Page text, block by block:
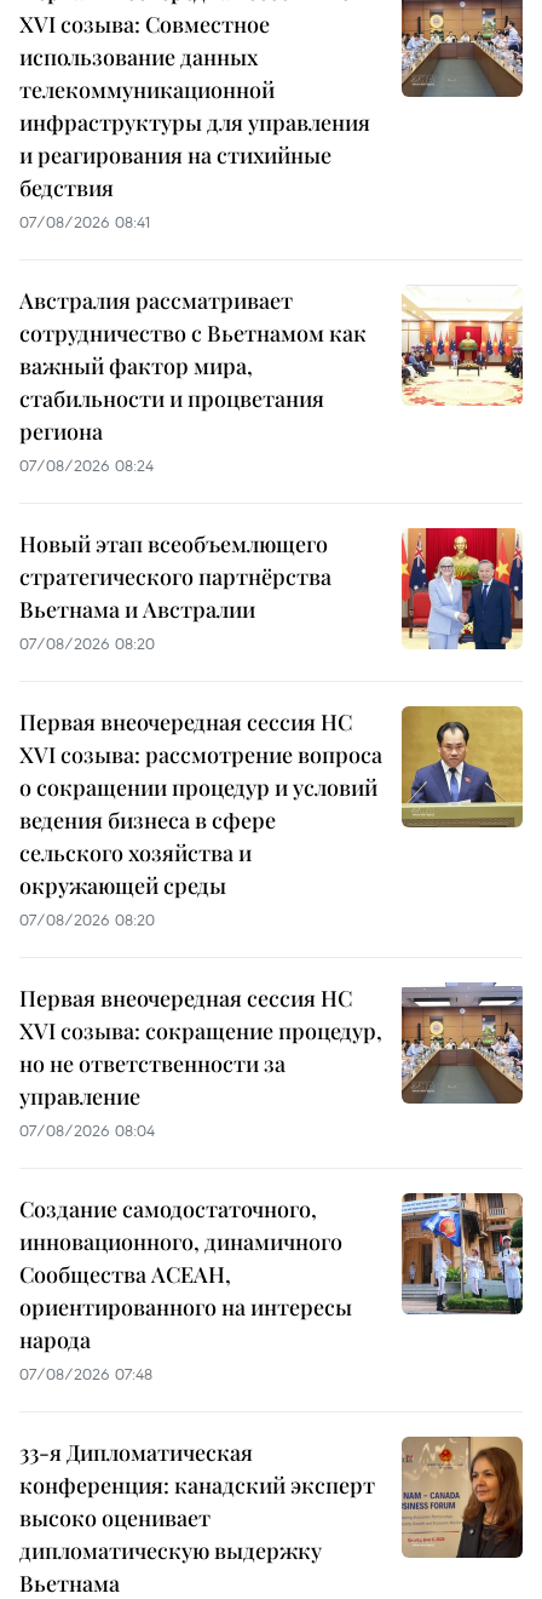
XVI созыва: Совместное
использование данных
телекоммуникационной
инфраструктуры для управления
и реагирования на стихийные
бедствия
07/08/2026 08:41
Австралия рассматривает
сотрудничество с Вьетнамом как
важный фактор мира,
стабильности и процветания
региона
07/08/2026 08:24
Новый этап всеобъемлющего
стратегического партнёрства
Вьетнама и Австралии
07/08/2026 08:20
Первая внеочередная сессия НС
XVI созыва: рассмотрение вопроса
о сокращении процедур и условий
ведения бизнеса в сфере
сельского хозяйства и
окружающей среды
07/08/2026 08:20
Первая внеочередная сессия НС
XVI созыва: сокращение процедур,
но не ответственности за
управление
07/08/2026 08:04
Создание самодостаточного,
инновационного, динамичного
Сообщества АСЕАН,
ориентированного на интересы
народа
07/08/2026 07:48
33-я Дипломатическая
конференция: канадский эксперт
высоко оценивает
дипломатическую выдержку
Вьетнама